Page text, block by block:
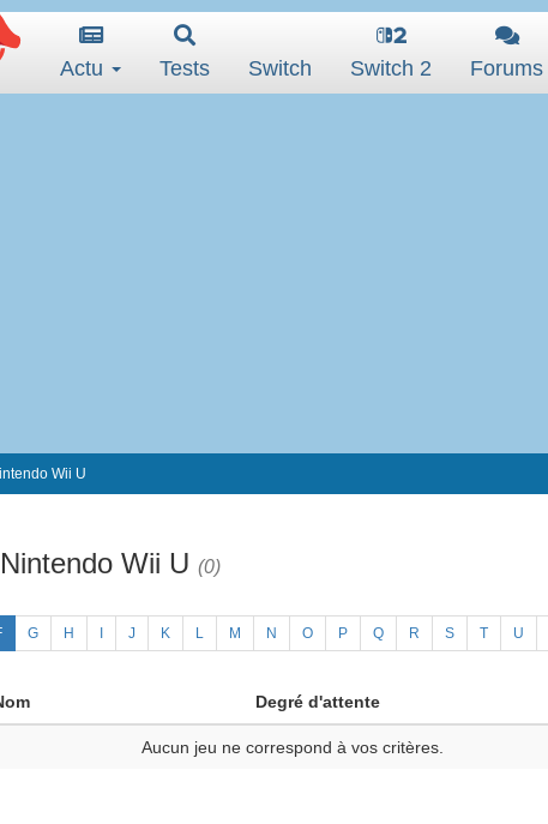
Actu Tests Switch Switch 2 Forums
Wii U
Wii U (0)
G H J K L M N O P Q R S T U
Degré d'attente
Aucun jeu ne correspond à vos critères.